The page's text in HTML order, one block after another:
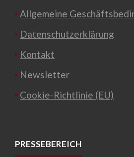
Allgemeine
Datenschutzerklärung
Kontakt
Newsletter
Cookie-Richtlinie (EU)
PRESSEBEREICH